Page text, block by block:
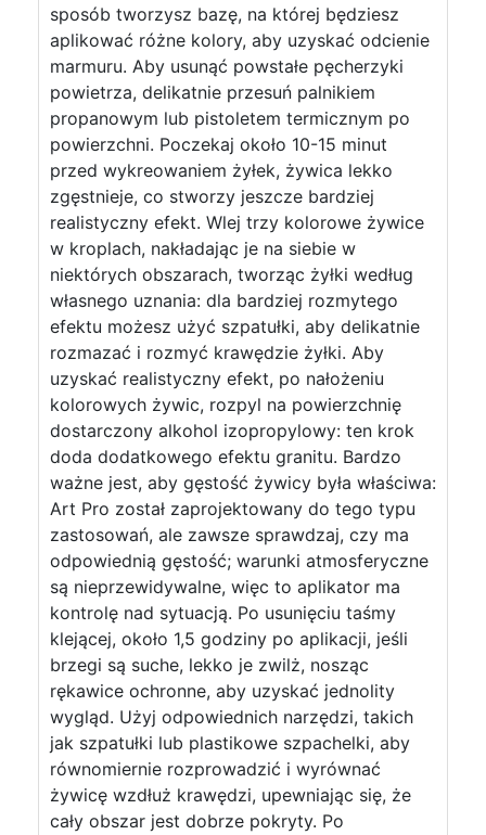
sposób tworzysz bazę, na której będziesz
aplikować różne kolory, aby uzyskać odcienie
marmuru. Aby usunąć powstałe pęcherzyki
powietrza, delikatnie przesuń palnikiem
propanowym lub pistoletem termicznym po
powierzchni. Poczekaj około 10-15 minut
przed wykreowaniem żyłek, żywica lekko
zgęstnieje, co stworzy jeszcze bardziej
realistyczny efekt. Wlej trzy kolorowe żywice
w kroplach, nakładając je na siebie w
niektórych obszarach, tworząc żyłki według
własnego uznania: dla bardziej rozmytego
efektu możesz użyć szpatułki, aby delikatnie
rozmazać i rozmyć krawędzie żyłki. Aby
uzyskać realistyczny efekt, po nałożeniu
kolorowych żywic, rozpyl na powierzchnię
dostarczony alkohol izopropylowy: ten krok
doda dodatkowego efektu granitu. Bardzo
ważne jest, aby gęstość żywicy była właściwa:
Art Pro został zaprojektowany do tego typu
zastosowań, ale zawsze sprawdzaj, czy ma
odpowiednią gęstość; warunki atmosferyczne
są nieprzewidywalne, więc to aplikator ma
kontrolę nad sytuacją. Po usunięciu taśmy
klejącej, około 1,5 godziny po aplikacji, jeśli
brzegi są suche, lekko je zwilż, nosząc
rękawice ochronne, aby uzyskać jednolity
wygląd. Użyj odpowiednich narzędzi, takich
jak szpatułki lub plastikowe szpachelki, aby
równomiernie rozprowadzić i wyrównać
żywicę wzdłuż krawędzi, upewniając się, że
cały obszar jest dobrze pokryty. Po